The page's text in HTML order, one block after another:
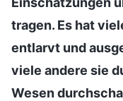
tragen. Es hat
entlarvt und
viele andere sie
Wesen